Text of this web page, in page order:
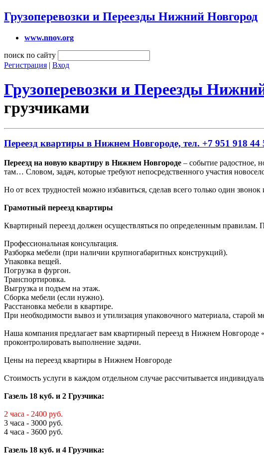
Грузоперевозки и Переезды Нижний Новгород
www.nnov.org
поиск по сайту
Регистрация | Вход
Грузоперевозки и Переезды
грузчиками
Переезд квартиры в Нижнем Новгороде, тел. +7 951 918 44
Переезд на новую квартиру в Нижнем Новгороде – событие радостное,
там… Словом, задач, которые требуют непосредственного участия
Но от всех трудностей можно избавиться, сделав всего только один
Грамотный переезд квартиры
Квартирный переезд должен осуществляться по определенным правилам.
Профессиональная консультация.
Разборка мебели (при наличии крупногабаритных конструкций).
Упаковка вещей.
Погрузка в фургон.
Транспортировка.
Выгрузка и подъем на этаж.
Сборка мебели (если нужно).
Расстановка мебели в квартире.
При необходимости вывоз и утилизация упаковочного материала, старой
Наша компания предлагает вам квартирный переезд в Нижнем Новгороде
проконтролировать выполнение задачи.
Цены на переезд квартиры в Нижнем Новгороде
Стоимость услуги в каждом отдельном случае рассчитывается
Газель 18 куб. и 2 Грузчика:
2 часа - 2400 руб.
3 часа - 3000 руб.
4 часа - 3600 руб.
Газель 18 куб. и 4 Грузчика: